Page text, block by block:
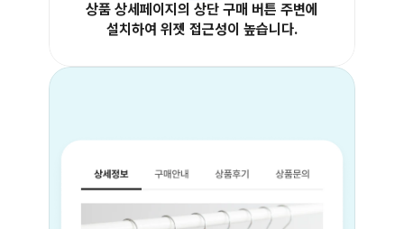
상품 상세페이지의 상단 구매 버튼 주변에
설치하여 위젯 접근성이 높습니다.